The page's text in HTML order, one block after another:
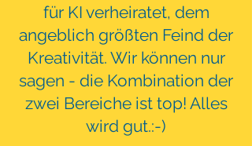
für KI verheiratet, dem
angeblich größten Feind der
Kreativität. Wir können nur
sagen - die Kombination der
zwei Bereiche ist top! Alles
wird gut.:-)